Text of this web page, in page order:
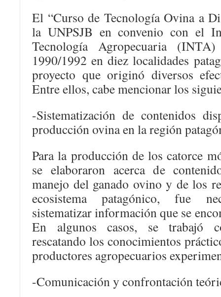
El “Curso de Tecnología Ovina a
la UNPSJB en convenio con el
Tecnología Agropecuaria
1990/1992 en diez localidades
proyecto que originó diversos
Entre ellos, cabe mencionar los
-Sistematización de contenidos
producción ovina en la región
Para la producción de los catorce
se elaboraron acerca de
manejo del ganado ovino y de los
ecosistema patagónico, fue
sistematizar información que se
En algunos casos, se trabajó
rescatando los conocimientos
productores agropecuarios
-Comunicación y confrontación